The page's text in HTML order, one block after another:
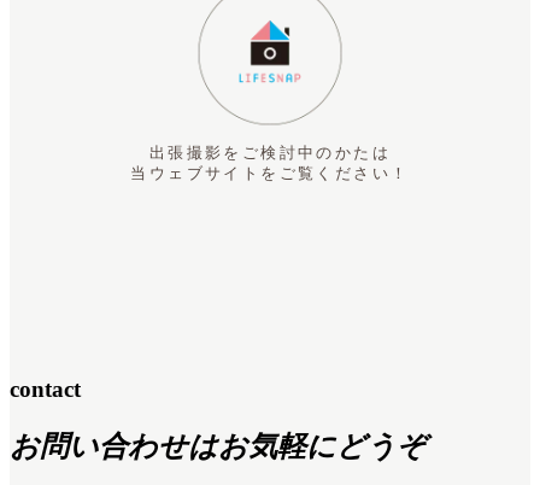
出張撮影をご検討中のかたは
当ウェブサイトをご覧ください！
contact
お問い合わせはお気軽にどうぞ